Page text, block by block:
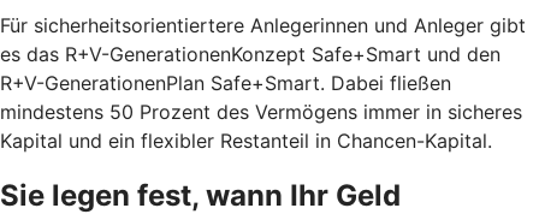
Für sicherheitsorientiertere Anlegerinnen und Anleger gibt
es das R+V-GenerationenKonzept Safe+Smart und den
R+V-GenerationenPlan Safe+Smart. Dabei fließen
mindestens 50 Prozent des Vermögens immer in sicheres
Kapital und ein flexibler Restanteil in Chancen-Kapital.
Sie legen fest, wann Ihr Geld